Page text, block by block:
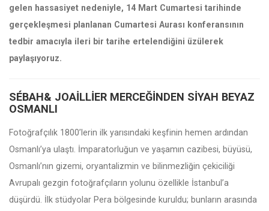
gelen hassasiyet nedeniyle, 14 Mart Cumartesi tarihinde
gerçekleşmesi planlanan Cumartesi Aurası konferansının
tedbir amacıyla ileri bir tarihe ertelendiğini üzülerek
paylaşıyoruz.
SÉBAH& JOAILLIER MERCEĞINDEN SIYAH BEYAZ
OSMANLI
Fotoğrafçılık 1800’lerin ilk yarısındaki keşfinin hemen ardından
Osmanlı’ya ulaştı. İmparatorluğun ve yaşamın cazibesi, büyüsü,
Osmanlı’nın gizemi, oryantalizmin ve bilinmezliğin çekiciliği
Avrupalı gezgin fotoğrafçıların yolunu özellikle İstanbul’a
düşürdü. İlk stüdyolar Pera bölgesinde kuruldu; bunların arasında